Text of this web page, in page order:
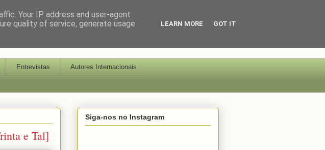
Entrevistas Autores Internacionais
e Tal]
Siga-nos no Instagram
Your IP address and user-agent
quality of service, generate usage
LEARN MORE GOT IT